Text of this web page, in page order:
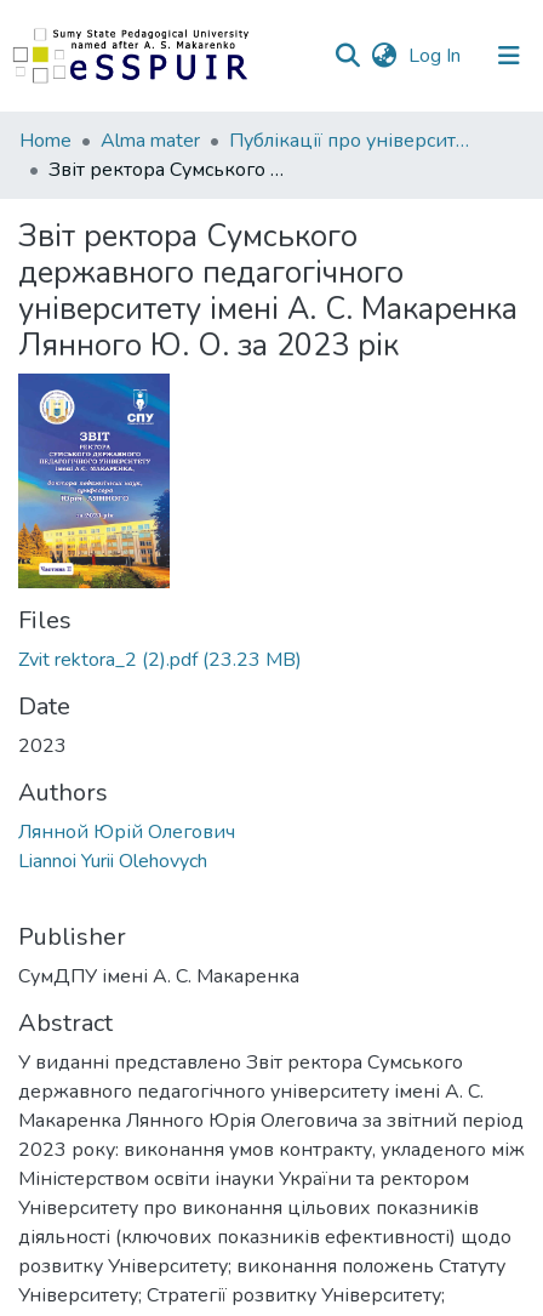
Log In (current)
Communities
&
All of DSpace
Statistics
Home Аlma mater
Публікації про університет
Звіт ректора Сумського державного педагогічного університету імені А. С. Макаренка Лянного Ю. О. за 2023 рік
Звіт ректора Сумського
державного педагогічного
університету імені А. С. Макаренка
Лянного Ю. О. за 2023 рік
Files
Zvit rektora_2 (2).pdf(23.23 MB)
Date
2023
Authors
Лянной Юрій Олегович
Liannoi Yurii Olehovych
Publisher
СумДПУ імені А. С. Макаренка
Abstract
У виданні представлено Звіт ректора Сумського
державного педагогічного університету імені А. С.
Макаренка Лянного Юрія Олеговича за звітний період
2023 року: виконання умов контракту, укладеного між
Міністерством освіти інауки України та ректором
Університету про виконання цільових показників
діяльності (ключових показників ефективності) щодо
розвитку Університету; виконання положень Статуту
Університету; Стратегії розвитку Університету;